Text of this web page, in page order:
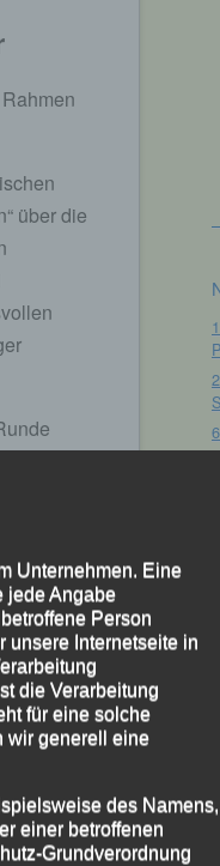
über die
Runden
Unternehmen. Eine
jede Angabe
Person
unsere Internetseite in
die Verarbeitung
für eine solche
wir generell eine
des Namens,
einer betroffenen
Grundverordnung